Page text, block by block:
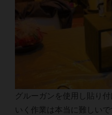
グルーガンを使用し貼り
いく作業は本当に難しいで